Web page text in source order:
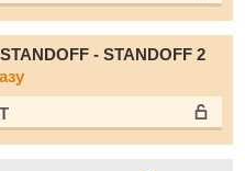
- STANDOFF 2